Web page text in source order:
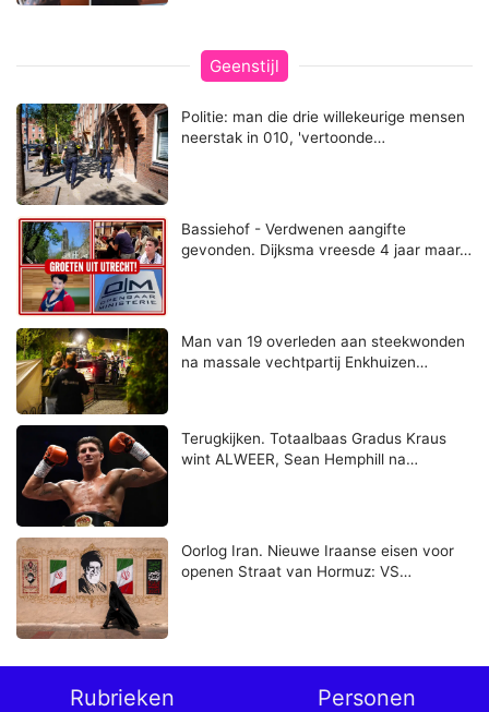
Geenstijl
Politie: man die drie willekeurige mensen
neerstak in 010, 'vertoonde…
Bassiehof - Verdwenen aangifte
gevonden. Dijksma vreesde 4 jaar maar…
Man van 19 overleden aan steekwonden
na massale vechtpartij Enkhuizen…
Terugkijken. Totaalbaas Gradus Kraus
wint ALWEER, Sean Hemphill na…
Oorlog Iran. Nieuwe Iraanse eisen voor
openen Straat van Hormuz: VS…
Rubrieken Personen